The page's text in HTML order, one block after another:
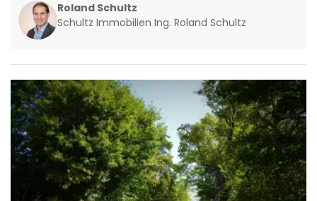
Roland Schultz
Schultz Immobilien Ing. Roland Schultz